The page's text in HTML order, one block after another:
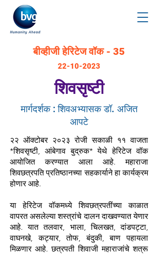
बीव्हीजी हेरिटेज वॉक - 35
22-10-2023
शिवसृष्टी
मार्गदर्शक : शिवअभ्यासक डॉ. अजित
आपटे
२२ ऑक्टोबर २०२३ रोजी सकाळी ११ वाजता
*शिवसृष्टी, आंबेगाव बुद्रुक* येथे हेरिटेज वॉक
आयोजित करण्यात आला आहे. महाराजा
शिवछत्रपति प्रतिष्ठानच्या सहकार्याने हा कार्यक्रम
होणार आहे.
या हेरिटेज वॉकमध्ये शिवछत्रपतींच्या काळात
वापरत असलेल्या शस्त्रांचे दालन दाखवण्यात येणार
आहे. यात तलवार, भाला, चिलखत, दांडपट्टा,
वाघनखे, कट्यार, तोफ, बंदुकी, बाण पहायला
मिळणार आहे. छत्रपती शिवाजी महाराजांचे शत्रू